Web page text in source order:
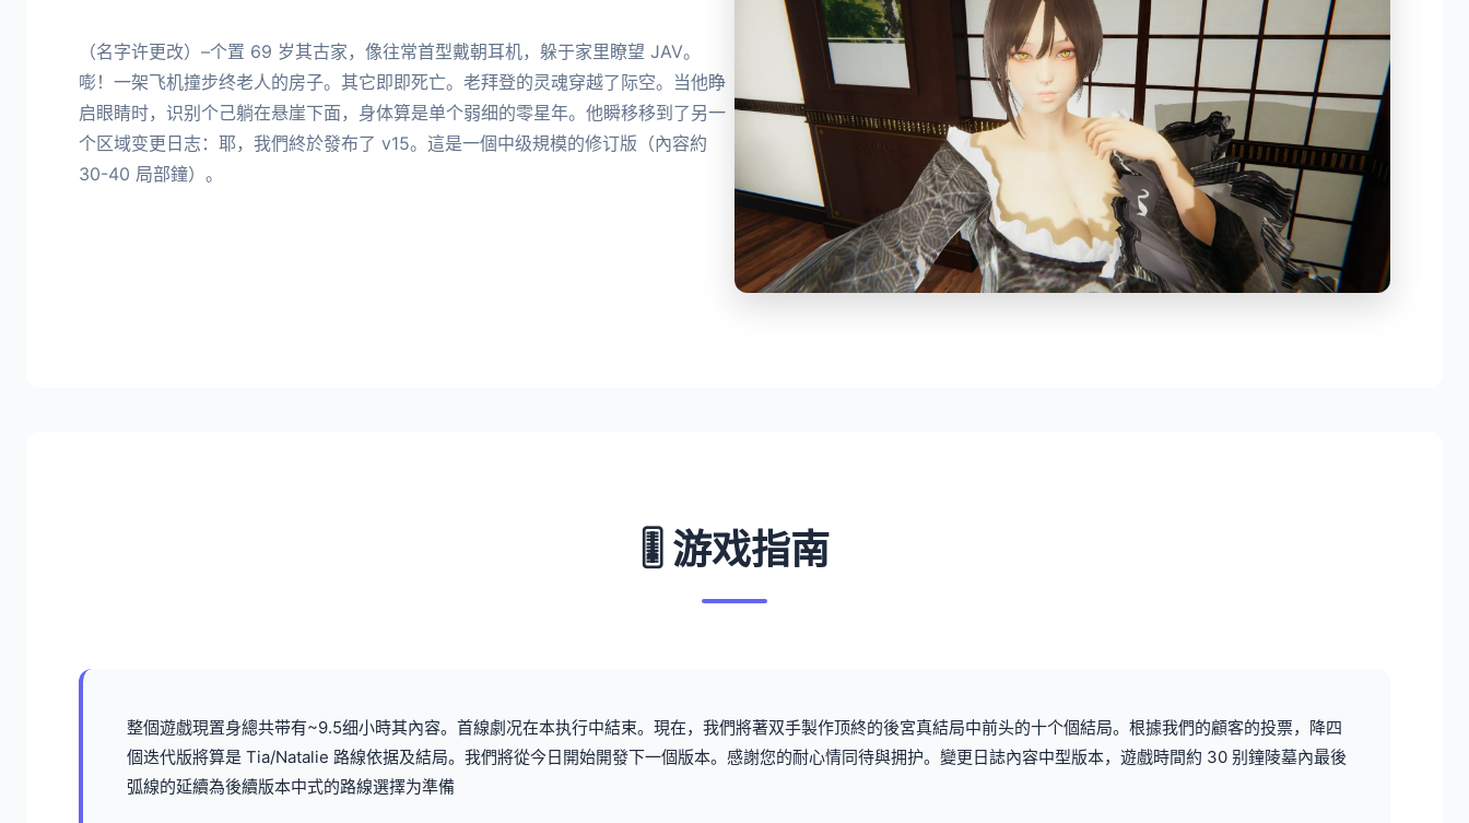
（名字许更改）–个置 69 岁其古家，像往常首型戴朝耳机，躲于家里瞭望 JAV。
嘭！一架飞机撞步终老人的房子。其它即即死亡。老拜登的灵魂穿越了际空。当他睁
启眼睛时，识别个己躺在悬崖下面，身体算是单个弱细的零星年。他瞬移移到了另一
个区域变更日志：耶，我們終於發布了 v15。這是一個中级規模的修订版（內容約
30-40 局部鐘）。
🎚️ 游戏指南
整個遊戲現置身總共带有~9.5细小時其內容。首線劇况在本执行中結束。現在，我們將著双手製作顶終的後宮真結局中前头的十个個結局。根據我們的顧客的投票，降四
個迭代版將算是 Tia/Natalie 路線依据及結局。我們將從今日開始開發下一個版本。感謝您的耐心情同待與拥护。變更日誌內容中型版本，遊戲時間約 30 别鐘陵墓內最後
弧線的延續為後續版本中式的路線選擇为準備